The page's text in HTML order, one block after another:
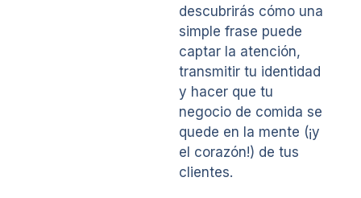
descubrirás cómo una
simple frase puede
captar la atención,
transmitir tu identidad
y hacer que tu
negocio de comida se
quede en la mente (¡y
el corazón!) de tus
clientes.